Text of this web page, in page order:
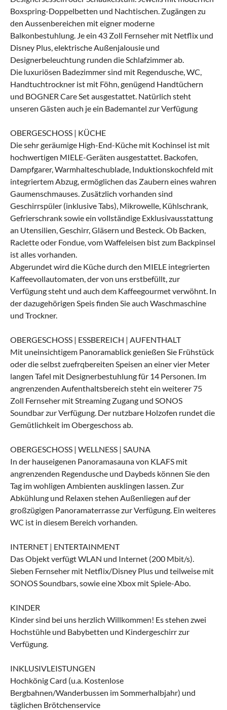
Boxspring-Doppelbetten und Nachtischen. Zugängen zu
den Aussenbereichen mit eigner moderne
Balkonbestuhlung. Je ein 43 Zoll Fernseher mit Netflix und
Disney Plus, elektrische Außenjalousie und
Designerbeleuchtung runden die Schlafzimmer ab.
Die luxuriösen Badezimmer sind mit Regendusche, WC,
Handtuchtrockner ist mit Föhn, genügend Handtüchern
und BOGNER Care Set ausgestattet. Natürlich steht
unseren Gästen auch je ein Bademantel zur Verfügung
OBERGESCHOSS | KÜCHE
Die sehr geräumige High-End-Küche mit Kochinsel ist mit
hochwertigen MIELE-Geräten ausgestattet. Backofen,
Dampfgarer, Warmhalteschublade, Induktionskochfeld mit
integriertem Abzug, ermöglichen das Zaubern eines wahren
Gaumenschmauses. Zusätzlich vorhanden sind
Geschirrspüler (inklusive Tabs), Mikrowelle, Kühlschrank,
Gefrierschrank sowie ein vollständige Exklusivausstattung
an Utensilien, Geschirr, Gläsern und Besteck. Ob Backen,
Raclette oder Fondue, vom Waffeleisen bist zum Backpinsel
ist alles vorhanden.
Abgerundet wird die Küche durch den MIELE integrierten
Kaffeevollautomaten, der von uns erstbefüllt, zur
Verfügung steht und auch dem Kaffeegourmet verwöhnt. In
der dazugehörigen Speis finden Sie auch Waschmaschine
und Trockner.
OBERGESCHOSS | ESSBEREICH | AUFENTHALT
Mit uneinsichtigem Panoramablick genießen Sie Frühstück
oder die selbst zuefrqbereiten Speisen an einer vier Meter
langen Tafel mit Designerbestuhlung für 14 Personen. Im
angrenzenden Aufenthaltsbereich steht ein weiterer 75
Zoll Fernseher mit Streaming Zugang und SONOS
Soundbar zur Verfügung. Der nutzbare Holzofen rundet die
Gemütlichkeit im Obergeschoss ab.
OBERGESCHOSS | WELLNESS | SAUNA
In der hauseigenen Panoramasauna von KLAFS mit
angrenzenden Regendusche und Daybeds können Sie den
Tag im wohligen Ambienten ausklingen lassen. Zur
Abkühlung und Relaxen stehen Außenliegen auf der
großzügigen Panoramaterrasse zur Verfügung. Ein weiteres
WC ist in diesem Bereich vorhanden.
INTERNET | ENTERTAINMENT
Das Objekt verfügt WLAN und Internet (200 Mbit/s).
Sieben Fernseher mit Netflix/Disney Plus und teilweise mit
SONOS Soundbars, sowie eine Xbox mit Spiele-Abo.
KINDER
Kinder sind bei uns herzlich Willkommen! Es stehen zwei
Hochstühle und Babybetten und Kindergeschirr zur
Verfügung.
INKLUSIVLEISTUNGEN
Hochkönig Card (u.a. Kostenlose
Bergbahnen/Wanderbussen im Sommerhalbjahr) und
täglichen Brötchenservice